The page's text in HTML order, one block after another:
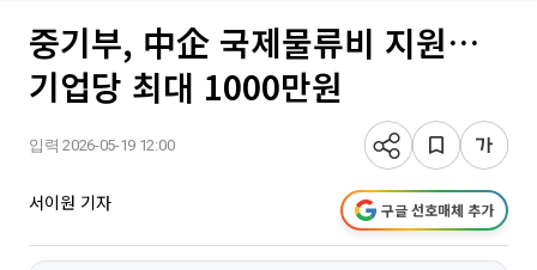
중기부, 中企 국제물류비 지원…
기업당 최대 1000만원
입력 2026-05-19 12:00
서이원 기자 구글 선호매체 추가